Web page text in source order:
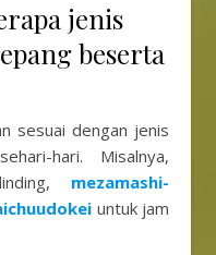
jenis
beserta
sesuai dengan jenis
hari. Misalnya,
mezamashi-
untuk jam